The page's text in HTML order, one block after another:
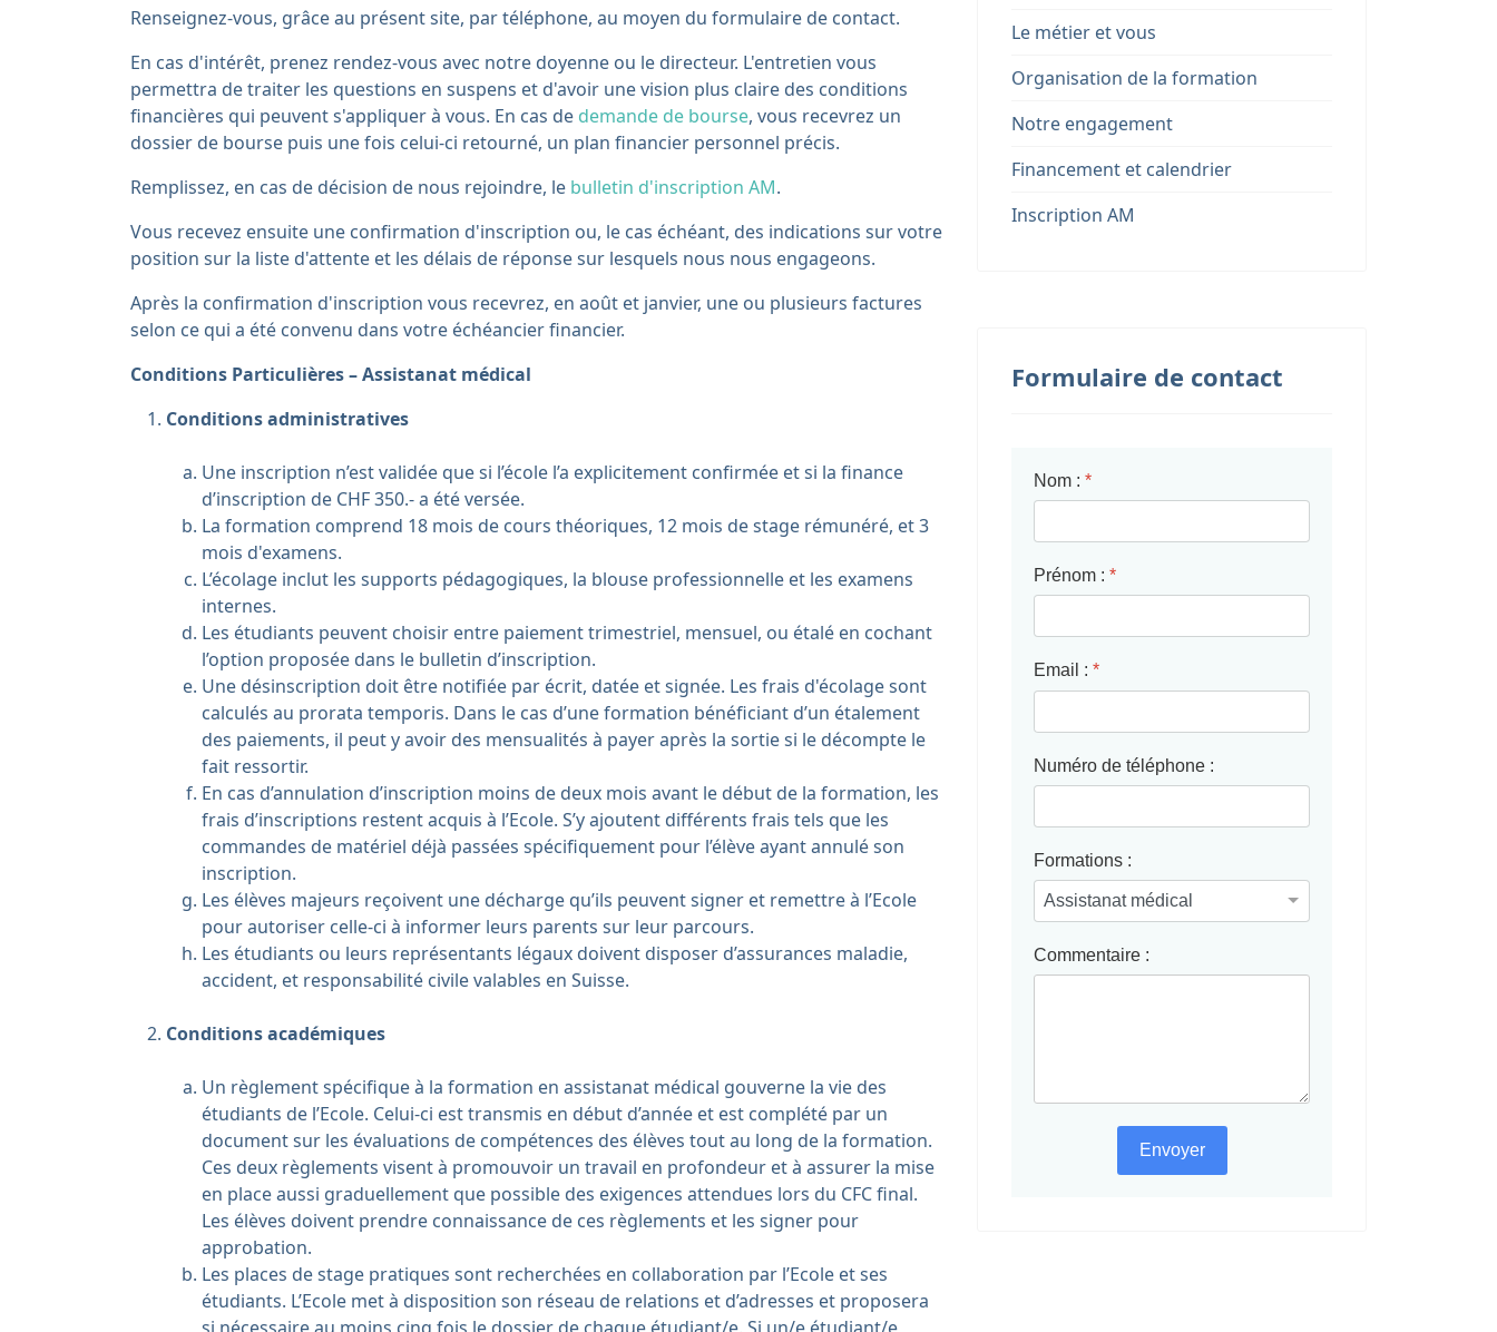
Renseignez-vous, grâce au présent site, par téléphone, au moyen du formulaire de contact.
En cas d'intérêt, prenez rendez-vous avec notre doyenne ou le directeur. L'entretien vous
permettra de traiter les questions en suspens et d'avoir une vision plus claire des conditions
financières qui peuvent s'appliquer à vous. En cas de demande de bourse, vous recevrez un
dossier de bourse puis une fois celui-ci retourné, un plan financier personnel précis.
Remplissez, en cas de décision de nous rejoindre, le bulletin d'inscription AM.
Vous recevez ensuite une confirmation d'inscription ou, le cas échéant, des indications sur votre
position sur la liste d'attente et les délais de réponse sur lesquels nous nous engageons.
Après la confirmation d'inscription vous recevrez, en août et janvier, une ou plusieurs factures
selon ce qui a été convenu dans votre échéancier financier.
Conditions Particulières – Assistanat médical
Conditions administratives
Une inscription n’est validée que si l’école l’a explicitement confirmée et si la finance
d’inscription de CHF 350.- a été versée.
La formation comprend 18 mois de cours théoriques, 12 mois de stage rémunéré, et 3
mois d'examens.
L’écolage inclut les supports pédagogiques, la blouse professionnelle et les examens
internes.
Les étudiants peuvent choisir entre paiement trimestriel, mensuel, ou étalé en cochant
l’option proposée dans le bulletin d’inscription.
Une désinscription doit être notifiée par écrit, datée et signée. Les frais d'écolage sont
calculés au prorata temporis. Dans le cas d’une formation bénéficiant d’un étalement
des paiements, il peut y avoir des mensualités à payer après la sortie si le décompte le
fait ressortir.
En cas d’annulation d’inscription moins de deux mois avant le début de la formation, les
frais d’inscriptions restent acquis à l’Ecole. S’y ajoutent différents frais tels que les
commandes de matériel déjà passées spécifiquement pour l’élève ayant annulé son
inscription.
Les élèves majeurs reçoivent une décharge qu’ils peuvent signer et remettre à l’Ecole
pour autoriser celle-ci à informer leurs parents sur leur parcours.
Les étudiants ou leurs représentants légaux doivent disposer d’assurances maladie,
accident, et responsabilité civile valables en Suisse.
Conditions académiques
Un règlement spécifique à la formation en assistanat médical gouverne la vie des
étudiants de l’Ecole. Celui-ci est transmis en début d’année et est complété par un
document sur les évaluations de compétences des élèves tout au long de la formation.
Ces deux règlements visent à promouvoir un travail en profondeur et à assurer la mise
en place aussi graduellement que possible des exigences attendues lors du CFC final.
Les élèves doivent prendre connaissance de ces règlements et les signer pour
approbation.
Les places de stage pratiques sont recherchées en collaboration par l’Ecole et ses
étudiants. L’Ecole met à disposition son réseau de relations et d’adresses et proposera
Le métier et vous
Organisation de la formation
Notre engagement
Financement et calendrier
Inscription AM
Formulaire de contact
Nom : *
Prénom : *
Email : *
Numéro de téléphone :
Formations :
Commentaire :
Envoyer